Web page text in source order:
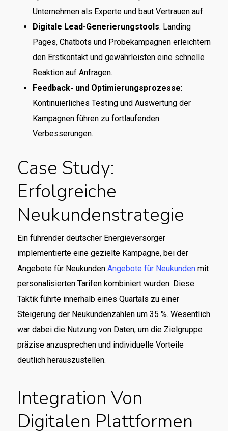
Unternehmen als Experte und baut Vertrauen auf.
Digitale Lead-Generierungstools: Landing
Pages, Chatbots und Probekampagnen erleichtern
den Erstkontakt und gewährleisten eine schnelle
Reaktion auf Anfragen.
Feedback- und Optimierungsprozesse:
Kontinuierliches Testing und Auswertung der
Kampagnen führen zu fortlaufenden
Verbesserungen.
Case Study:
Erfolgreiche
Neukundenstrategie
Ein führender deutscher Energieversorger
implementierte eine gezielte Kampagne, bei der
Angebote für Neukunden Angebote für Neukundenmit
personalisierten Tarifen kombiniert wurden. Diese
Taktik führte innerhalb eines Quartals zu einer
Steigerung der Neukundenzahlen um 35 %. Wesentlich
war dabei die Nutzung von Daten, um die Zielgruppe
präzise anzusprechen und individuelle Vorteile
deutlich herauszustellen.
Integration Von
Digitalen Plattformen